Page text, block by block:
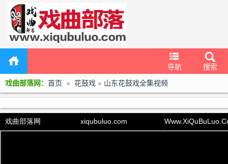
导航
搜索
戏曲部落网： 首页 » 花鼓戏 » 山东花鼓戏全集视频